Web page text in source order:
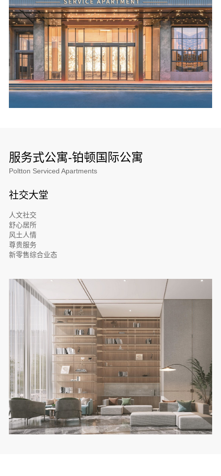
服务式公寓-铂顿国际公寓
Poltton Serviced Apartments
社交大堂
人文社交
舒心居所
风土人情
尊贵服务
新零售综合业态